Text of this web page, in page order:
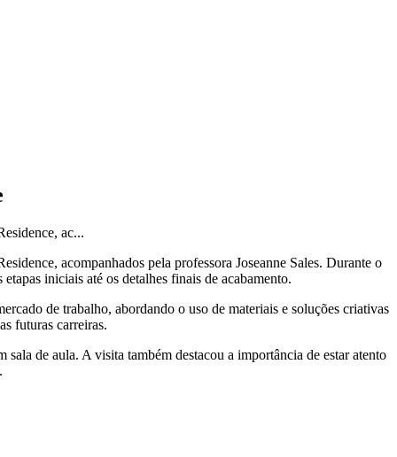
ac...
acompanhados pela professora Joseanne Sales. Durante o
iniciais até os detalhes finais de acabamento.
de trabalho, abordando o uso de materiais e soluções criativas
futuras carreiras.
de aula. A visita também destacou a importância de estar atento